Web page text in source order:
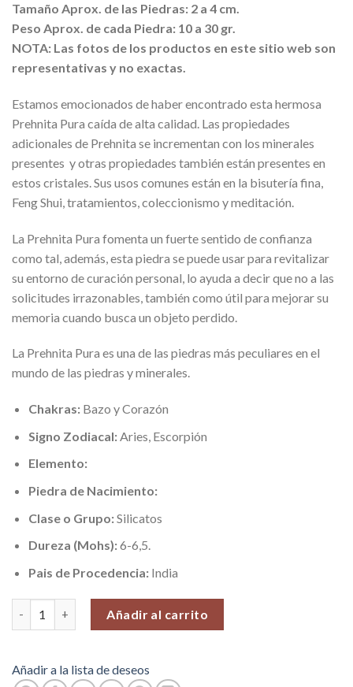
Tamaño Aprox. de las Piedras: 2 a 4 cm.
Peso Aprox. de cada Piedra: 10 a 30 gr.
NOTA: Las fotos de los productos en este sitio web son
representativas y no exactas.
Estamos emocionados de haber encontrado esta hermosa
Prehnita Pura caída de alta calidad. Las propiedades
adicionales de Prehnita se incrementan con los minerales
presentes y otras propiedades también están presentes en
estos cristales. Sus usos comunes están en la bisutería fina,
Feng Shui, tratamientos, coleccionismo y meditación.
La Prehnita Pura fomenta un fuerte sentido de confianza
como tal, además, esta piedra se puede usar para revitalizar
su entorno de curación personal, lo ayuda a decir que no a las
solicitudes irrazonables, también como útil para mejorar su
memoria cuando busca un objeto perdido.
La Prehnita Pura es una de las piedras más peculiares en el
mundo de las piedras y minerales.
Chakras:Bazo y Corazón
Signo Zodiacal:Aries, Escorpión
Elemento:
Piedra de Nacimiento:
Clase o Grupo:Silicatos
Dureza (Mohs):6-6,5.
Pais de Procedencia: India
Añadir al carrito
Añadir a la lista de deseos